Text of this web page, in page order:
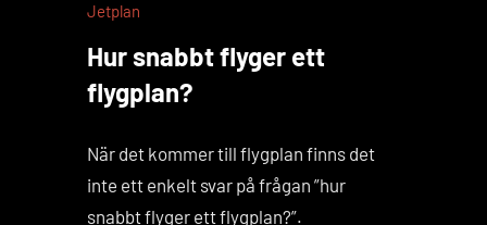
Jetplan
Hur snabbt flyger ett
flygplan?
När det kommer till flygplan finns det
inte ett enkelt svar på frågan ”hur
snabbt flyger ett flygplan?”.